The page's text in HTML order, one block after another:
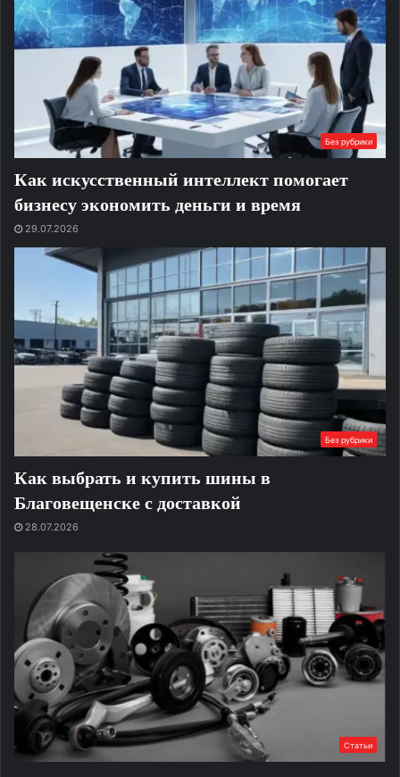
Без рубрики
Как искусственный интеллект помогает
бизнесу экономить деньги и время
29.07.2026
Без рубрики
Как выбрать и купить шины в
Благовещенске с доставкой
28.07.2026
Статьи